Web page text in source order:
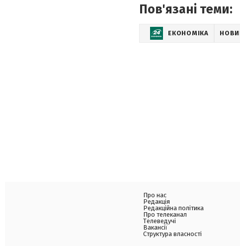
Пов'язані теми:
ЕКОНОМІКА
Про нас
Редакція
Редакційна політика
Про телеканал
Телеведучі
Вакансії
Структура власності